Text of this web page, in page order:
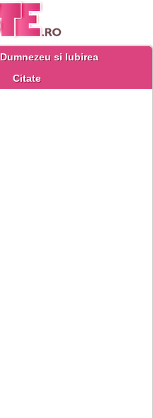
Dumnezeu si Iubirea
Citate